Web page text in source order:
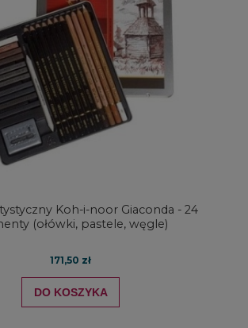
Koh-i-noor Giaconda - 24
(ołówki, pastele, węgle)
171,50 zł
DO KOSZYKA